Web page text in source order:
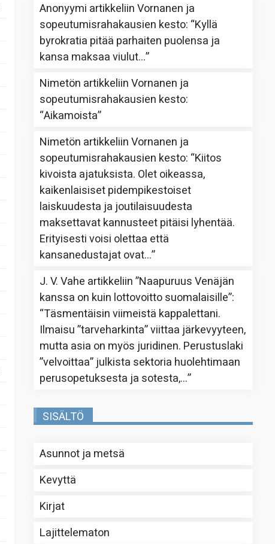
Anonyymi artikkeliinVornanen ja
sopeutumisrahakausien kesto: “Kyllä
byrokratia pitää parhaiten puolensa ja
kansa maksaa viulut…”
Nimetön artikkeliinVornanen ja
sopeutumisrahakausien kesto:
“Aikamoista”
Nimetön artikkeliinVornanen ja
sopeutumisrahakausien kesto: “Kiitos
kivoista ajatuksista. Olet oikeassa,
kaikenlaisiset pidempikestoiset
laiskuudesta ja joutilaisuudesta
maksettavat kannusteet pitäisi lyhentää.
Erityisesti voisi olettaa että
kansanedustajat ovat…”
J. V. Vahe artikkeliin”Naapuruus Venäjän
kanssa on kuin lottovoitto suomalaisille”:
“Täsmentäisin viimeistä kappalettani.
Ilmaisu ”tarveharkinta” viittaa järkevyyteen,
mutta asia on myös juridinen. Perustuslaki
”velvoittaa” julkista sektoria huolehtimaan
perusopetuksesta ja sotesta,…”
SISÄLTÖ
Asunnot ja metsä
Kevyttä
Kirjat
Lajittelematon